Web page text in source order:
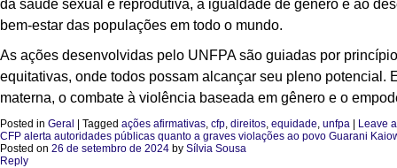
da saúde sexual e reprodutiva, à igualdade de gênero e ao
bem-estar das populações em todo o mundo.
As ações desenvolvidas pelo UNFPA são guiadas por
equitativas, onde todos possam alcançar seu pleno
materna, o combate à violência baseada em gênero e o
Posted in Geral Tagged ações afirmativas, cfp, direitos, equidade, unfpa
Leave
CFP alerta autoridades públicas quanto a graves violações ao povo Guarani
Posted on 26 de setembro de 2024 by Sílvia Sousa
Reply